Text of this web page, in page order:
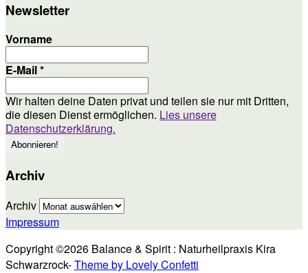
Newsletter
Vorname
E-Mail*
Wir halten deine Daten privat und teilen sie nur mit Dritten,
die diesen Dienst ermöglichen. Lies unsere
Datenschutzerklärung.
Archiv
Archiv
Impressum
Copyright ©2026 Balance & Spirit : Naturheilpraxis Kira
Schwarzrock-Theme by Lovely Confetti